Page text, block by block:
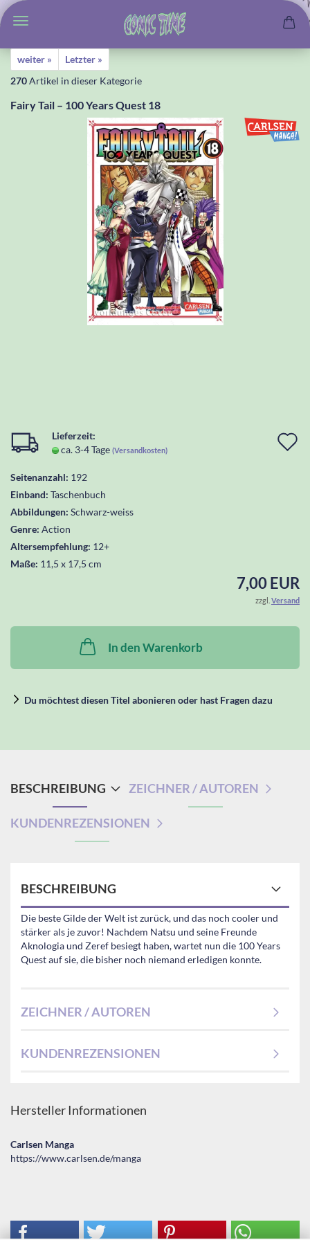
weiter »
Letzter »
270Artikel in dieser Kategorie
Fairy Tail – 100 Years Quest 18
Lieferzeit:
ca. 3-4 Tage (Versandkosten)
Seitenanzahl: 192
Einband: Taschenbuch
Abbildungen: Schwarz-weiss
Genre: Action
Altersempfehlung: 12+
Maße: 11,5 x 17,5 cm
7,00 EUR
zzgl. Versand
In den Warenkorb
Du möchtest diesen Titel abonieren oder hast Fragen dazu
BESCHREIBUNG ZEICHNER / AUTOREN
KUNDENREZENSIONEN
BESCHREIBUNG
Die beste Gilde der Welt ist zurück, und das noch cooler und
stärker als je zuvor! Nachdem Natsu und seine Freunde
Aknologia und Zeref besiegt haben, wartet nun die 100 Years
Quest auf sie, die bisher noch niemand erledigen konnte.
ZEICHNER / AUTOREN
KUNDENREZENSIONEN
Hersteller Informationen
Carlsen Manga
https://www.carlsen.de/manga